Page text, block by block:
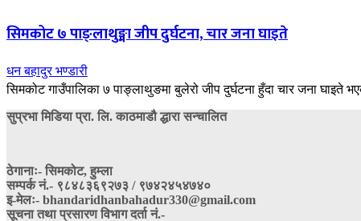
सिमकोट ७ पाङ्लाथुङ्मा जीप दुर्घटना, चार जना घाइते
धन बहादुर भण्डारी
सिमकोट गाउँपालिका ७ पाङ्लाथुङमा बुलेरो जीप दुर्घटना हुँदा चार जना
सुप्रभा मिडिया प्रा. लि. काठमाडौ द्धारा सन्चालित
ठेगानाः- सिमकोट, हुम्ला
सम्पर्क नं‍.- ९८४८३६९२७३ / ९७४२४५४७४०
इ-मेलः- bhandaridhanbahadur330@gmail.com
सूचना तथा प्रसारण विभाग दर्ता नं.-